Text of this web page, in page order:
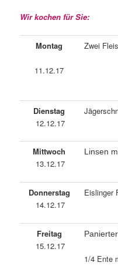
Wir kochen für Sie:
Montag
11.12.17
Zwei
Dienstag
12.12.17
Mittwoch
13.12.17
Linsen
Donnerstag
14.12.17
Eislinger
Freitag
15.12.17
1/4 Ente